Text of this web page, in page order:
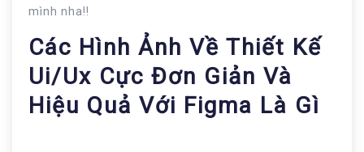
mình nha!!
Các Hình Ảnh Về Thiết Kế
Ui/ux Cực Đơn Giản Và
Hiệu Quả Với Figma Là Gì